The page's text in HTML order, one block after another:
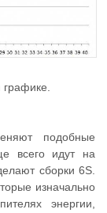
подобные
всего идут на
сборки 6S.
изначально
энергии,